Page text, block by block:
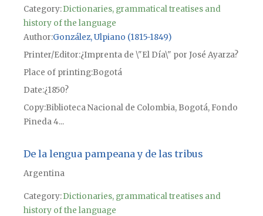
Category:Dictionaries, grammatical treatises and
history of the language
Author González, Ulpiano (1815-1849)
Printer/Editor ¿Imprenta de \"El Día\" por José Ayarza?
Place of printingBogotá
Date ¿1850?
CopyBiblioteca Nacional de Colombia, Bogotá, Fondo
Pineda 4...
De la lengua pampeana y de las tribus
Argentina
Category:Dictionaries, grammatical treatises and
history of the language